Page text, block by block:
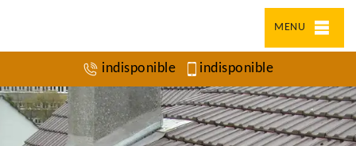
MENU
indisponible indisponible